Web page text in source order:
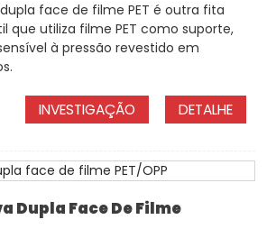
face de filme PET é outra fita
que utiliza filme PET como suporte,
à pressão revestido em
INVESTIGAÇÃO DETALHE
Dupla Face De Filme